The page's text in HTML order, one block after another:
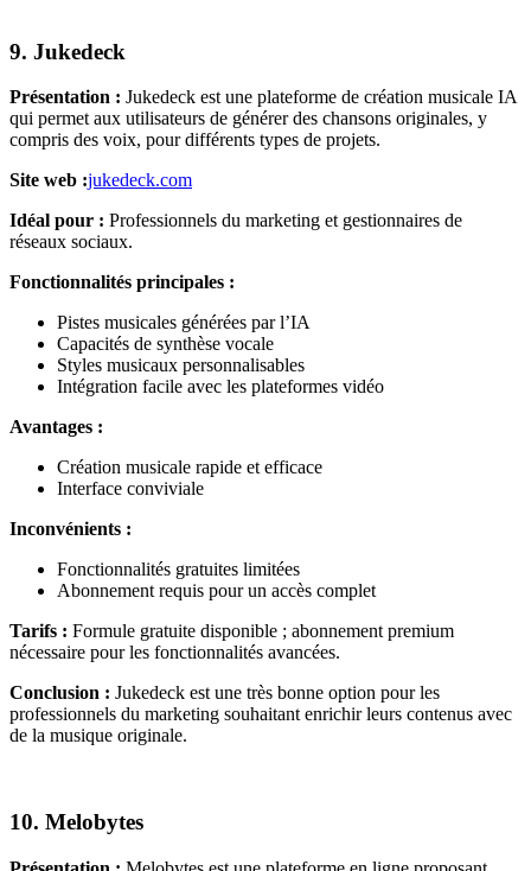
9. Jukedeck
Présentation : Jukedeck est une plateforme de création musicale IA
qui permet aux utilisateurs de générer des chansons originales, y
compris des voix, pour différents types de projets.
Site web :jukedeck.com
Idéal pour : Professionnels du marketing et gestionnaires de
réseaux sociaux.
Fonctionnalités principales :
Pistes musicales générées par l’IA
Capacités de synthèse vocale
Styles musicaux personnalisables
Intégration facile avec les plateformes vidéo
Avantages :
Création musicale rapide et efficace
Interface conviviale
Inconvénients :
Fonctionnalités gratuites limitées
Abonnement requis pour un accès complet
Tarifs : Formule gratuite disponible ; abonnement premium
nécessaire pour les fonctionnalités avancées.
Conclusion : Jukedeck est une très bonne option pour les
professionnels du marketing souhaitant enrichir leurs contenus avec
de la musique originale.
10. Melobytes